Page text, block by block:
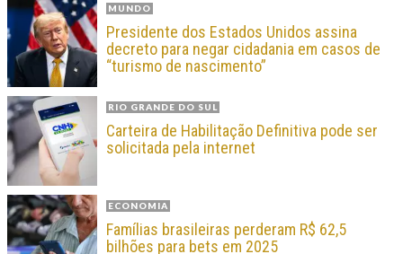
MUNDO
Presidente dos Estados Unidos assina
decreto para negar cidadania em casos de
“turismo de nascimento”
RIO GRANDE DO SUL
Carteira de Habilitação Definitiva pode ser
solicitada pela internet
ECONOMIA
Famílias brasileiras perderam R$ 62,5
bilhões para bets em 2025